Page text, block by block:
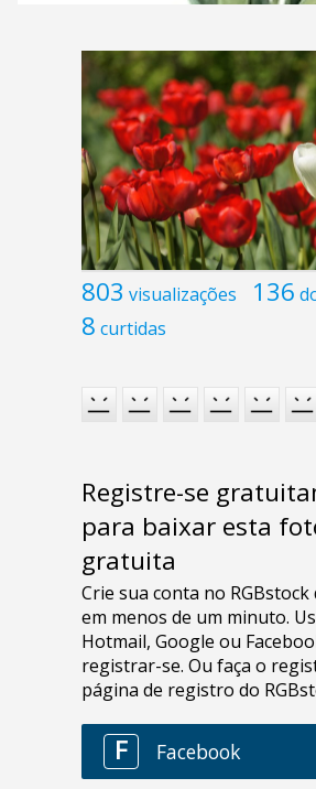
803 visualizações 136
8 curtidas
Registre-se
para baixar esta
gratuita